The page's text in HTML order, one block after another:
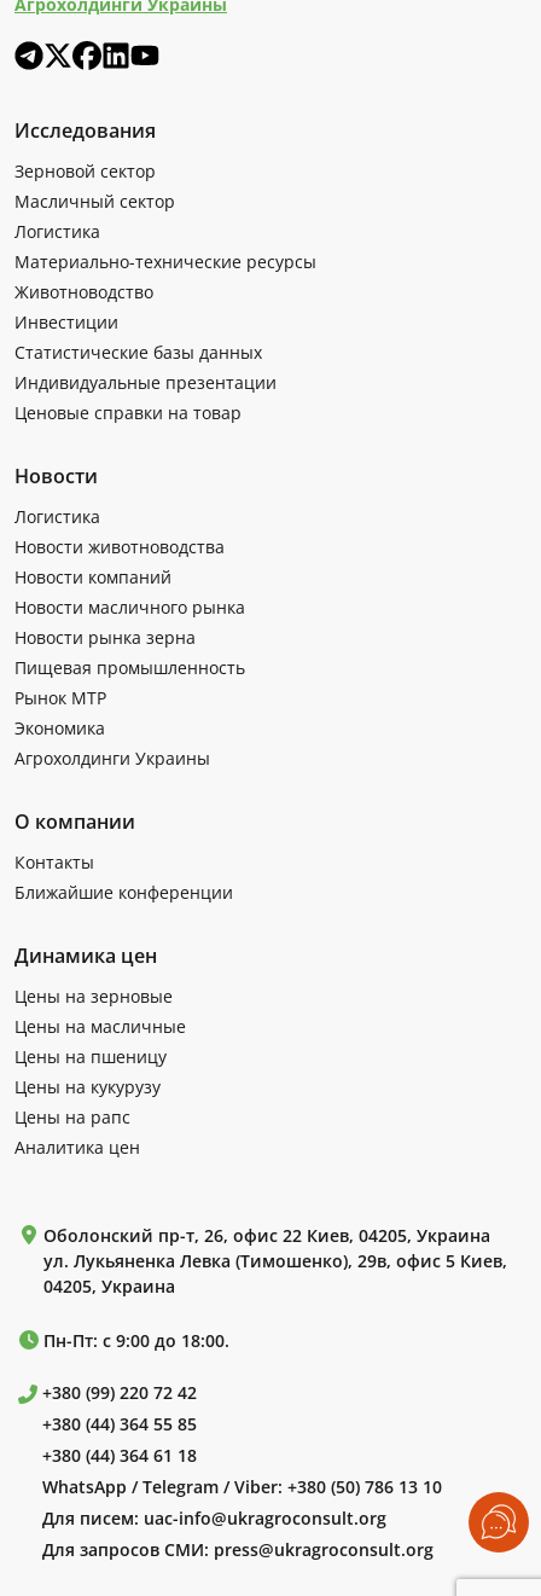
Исследования
Зерновой сектор
Масличный сектор
Логистика
Материально-технические ресурсы
Животноводство
Инвестиции
Статистические базы данных
Индивидуальные презентации
Ценовые справки на товар
Новости
Логистика
Новости животноводства
Новости компаний
Новости масличного рынка
Новости рынка зерна
Пищевая промышленность
Рынок МТР
Экономика
Агрохолдинги Украины
О компании
Контакты
Ближайшие конференции
Динамика цен
Цены на зерновые
Цены на масличные
Цены на пшеницу
Цены на кукурузу
Цены на рапс
Аналитика цен
Оболонский пр-т, 26, офис 22 Киев, 04205, Украина
ул. Лукьяненка Левка (Тимошенко), 29в, офис 5 Киев,
04205, Украина
Пн-Пт: с 9:00 до 18:00.
+380 (99) 220 72 42
+380 (44) 364 55 85
+380 (44) 364 61 18
WhatsApp / Telegram / Viber: +380 (50) 786 13 10
Для писем: uac-info@ukragroconsult.org
Для запросов СМИ: press@ukragroconsult.org